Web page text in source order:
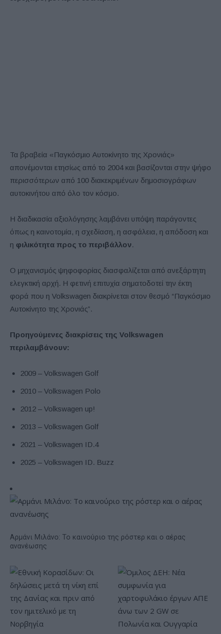
Τα βραβεία «Παγκόσμιο Αυτοκίνητο της Χρονιάς»
απονέμονται ετησίως από το 2004 και βασίζονται στην ψήφο
περισσότερων από 100 διακεκριμένων δημοσιογράφων
αυτοκινήτου από όλο τον κόσμο.
Η διαδικασία αξιολόγησης λαμβάνει υπόψη παράγοντες
όπως η καινοτομία, η σχεδίαση, η ασφάλεια, η απόδοση και
η φιλικότητα προς το περιβάλλον.
Ο μηχανισμός ψηφοφορίας διασφαλίζεται από ανεξάρτητη
ελεγκτική αρχή. Η φετινή επιτυχία σηματοδοτεί την έκτη
φορά που η Volkswagen διακρίνεται στον θεσμό “Παγκόσμιο
Αυτοκίνητο της Χρονιάς”.
Προηγούμενες διακρίσεις της Volkswagen
περιλαμβάνουν:
2009 – Volkswagen Golf
2010 – Volkswagen Polo
2012 – Volkswagen up!
2013 – Volkswagen Golf
2021 – Volkswagen ID.4
2025 – Volkswagen ID. Buzz
Αρμάνι Μιλάνο: Το καινούριο της ρόστερ και ο αέρας
ανανέωσης